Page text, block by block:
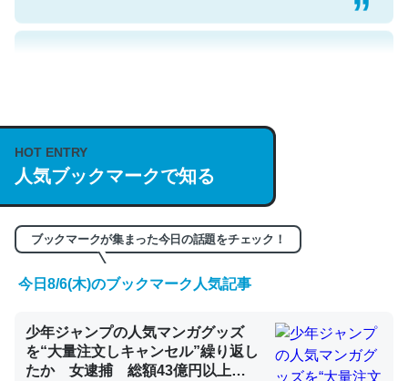
https://isobe324649.hatenablog.com/entry/2023/03/27
/064121
─GPTの仕組みと限界についての考察（１） - conceptualization
これは良記事。32768トークンだと英語小説100ページ分
ど、短期記憶というには多い分量。進化すればするほど分
かりやすく強くなりそう
HOT ENTRY
人気ブックマークで知る
ブックマークが集まった今日の話題をチェック！
今日8/6(木)のブックマーク人気記事
少年ジャンプの人気マンガグッズ
を“大量注文しキャンセル”繰り返し
たか 女逮捕 総額43億円以上